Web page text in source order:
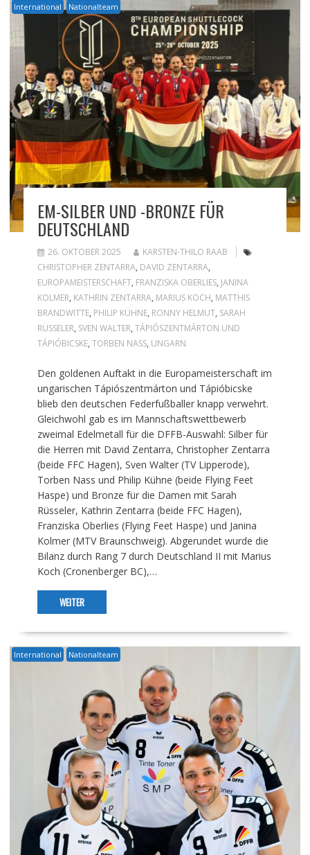
International Nationalteam
EM-SILBER UND -BRONZE FÜR
DEUTSCHLAND
26. OKTOBER 2025
KARSTEN-THILO RAAB
CHRISTOPHER ZENTARRA, DAVID ZENTARRA,
EUROPAMEISTERSCHAFT, FRANZISKA OBERLIES, JANINA
KOLMER, KATHRIN ZENTARRA, MARIUS KOCH, MATTHIS
BRANDWITTE, PHILIP KÜHNE, RONNY HELMUT, SARAH
RÜSSELER, SVEN WALTER, TÁPIÓSZENTMÁRTON UND
TÁPIÓBICSKE, TORBEN NASS, UNGARN
Den goldenen Auftakt in die Europameisterschaft im
ungarischen Tápiószentmárton und Tápióbicske
blieb den deutschen Federfußballer knapp verwehrt.
Gleichwohl gab es im Mannschaftswettbewerb
zweimal Edelmetall für die DFFB-Auswahl: Silber für
die Herren mit David Zentarra, Christopher Zentarra
(beide FFC Hagen), Sven Walter (TV Lipperode),
Torben Nass und Philip Kühne (beide Flying Feet
Haspe) und Bronze für die Damen mit Sarah
Rüsseler, Kathrin Zentarra (beide FFC Hagen),
Franziska Oberlies (Flying Feet Haspe) und Janina
Kolmer (MTV Braunschweig). Abgerundet wurde die
Bilanz durch Rang 7 durch Deutschland II mit Marius
Koch (Cronenberger BC),…
WEITER
International Nationalteam